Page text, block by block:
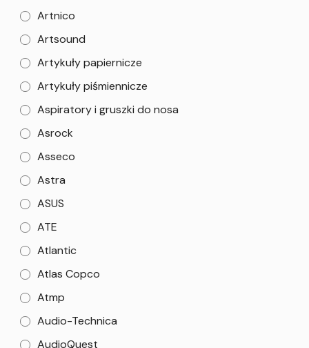
Artnico
Artsound
Artykuły papiernicze
Artykuły piśmiennicze
Aspiratory i gruszki do nosa
Asrock
Asseco
Astra
ASUS
ATE
Atlantic
Atlas Copco
Atmp
Audio-Technica
AudioQuest